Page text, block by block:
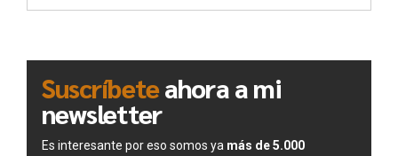
Suscríbeteahora a mi
newsletter
Es interesante por eso somos ya más de 5.000